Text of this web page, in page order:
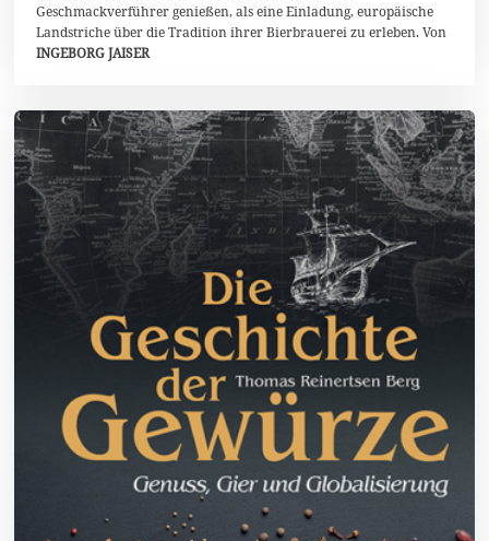
5
Geschmackverführer genießen, als eine Einladung, europäische
Landstriche über die Tradition ihrer Bierbrauerei zu erleben. Von
INGEBORG JAISER